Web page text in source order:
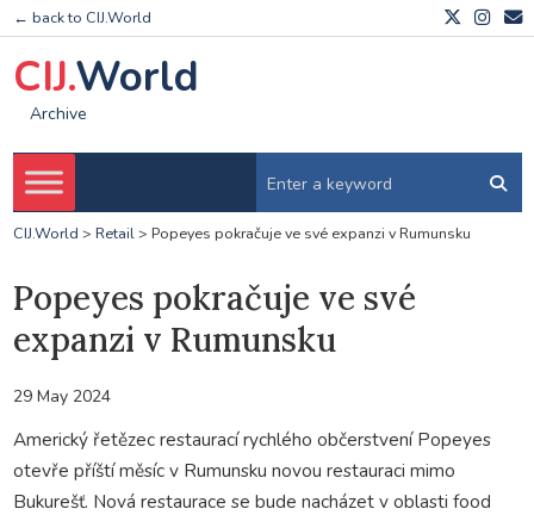
← back to CIJ.World
CIJ.World
Archive
CIJ.World > Retail> Popeyes pokračuje ve své expanzi v Rumunsku
Popeyes pokračuje ve své
expanzi v Rumunsku
29 May 2024
Americký řetězec restaurací rychlého občerstvení Popeyes
otevře příští měsíc v Rumunsku novou restauraci mimo
Bukurešť. Nová restaurace se bude nacházet v oblasti food